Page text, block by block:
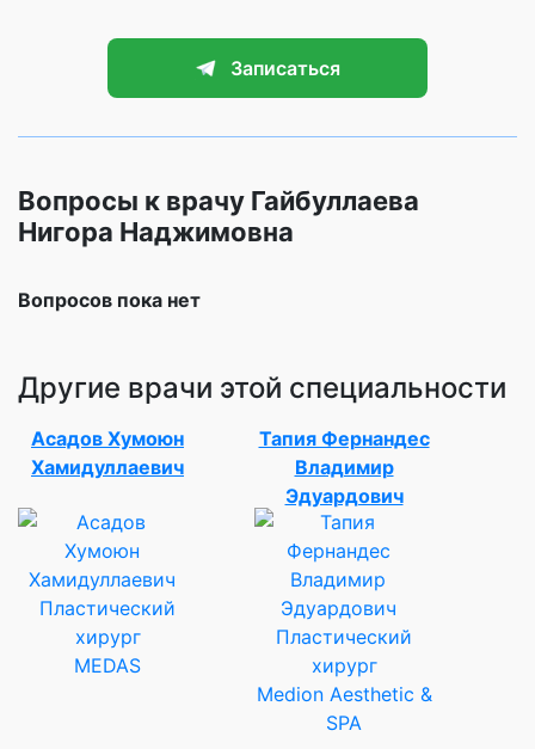
Записаться
Вопросы к врачу Гайбуллаева
Нигора Наджимовна
Вопросов пока нет
Другие врачи этой специальности
Асадов Хумоюн
Хамидуллаевич
Пластический
хирург
MEDAS
Тапия Фернандес
Владимир
Эдуардович
Пластический
хирург
Medion Aesthetic &
SPA